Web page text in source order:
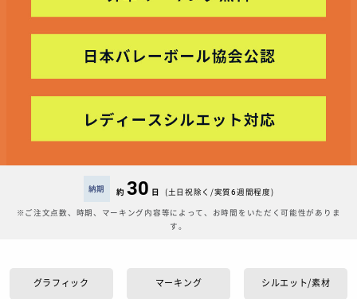
納期 約 30 日 (土日祝除く/実質6週間程度)
※ご注文点数、時期、マーキング内容等によって、お時間をいただく可能性がありま
す。
グラフィック マーキング シルエット/素材